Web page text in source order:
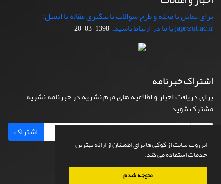
این وب سایت از کوکی ها برای اطمینان از ارائه بهترین
خدمات استفاده می کند.
متوجه شدم
برای تماس با مجله و طرح سوالات یا پیگیری مقاله با ایمیل:
japr@ut.ac.ir با ما در ارتباط باشید.
1398-03-20
اشتراک خبرنامه
برای دریافت اخبار و اطلاعیه های مهم نشریه در خبرنامه نشریه
مشترک شوید.
اشتراک